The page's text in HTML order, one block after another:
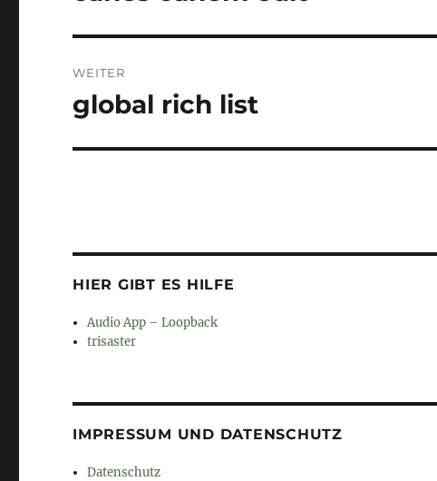
WEITER
Nächster
global rich list
HIER GIBT ES HILFE
Audio App – Loopback
trisaster
IMPRESSUM UND DATENSCHUTZ
Datenschutz